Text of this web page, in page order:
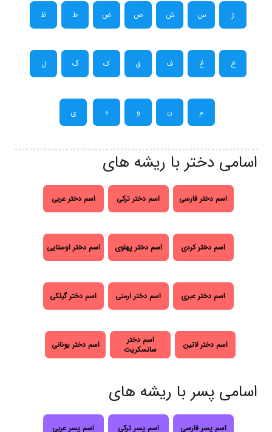
ژ س ش ص ض ط ظ
ع غ ف ق ک گ ل
م ن و ه ی
اسامی دختر با ریشه های
اسم دختر فارسی اسم دختر ترکی اسم دختر عربی
اسم دختر کردی اسم دختر پهلوی اسم دختر اوستایی
اسم دختر عبری اسم دختر ارمنی اسم دختر گیلکی
اسم دختر لاتین
اسم دختر
سانسکریت
اسم دختر یونانی
اسامی پسر با ریشه های
اسم پسر فارسی اسم پسر ترکی اسم پسر عربی